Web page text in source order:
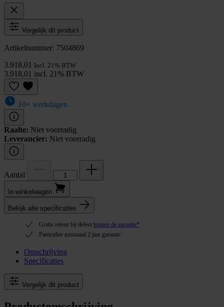
Vergelijk dit product
Artikelnummer: 7504869
3.918,01 Incl. 21% BTW
3.918,01 incl. 21% BTW
10+ werkdagen
Raalte: Niet voorradig
Leverancier: Niet voorradig
Aantal
In winkel­wagen
Bekijk alle specificaties
Gratis retour bij defect binnen de garantie*
Particulier minimaal 2 jaar garantie
Omschrijving
Specificaties
Vergelijk dit product